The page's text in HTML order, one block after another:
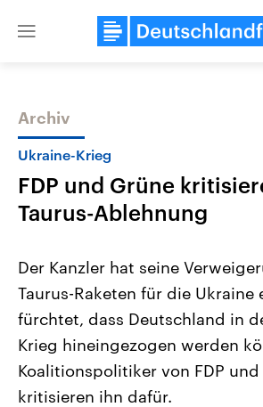
Close
Themen
Landtagswahl Sachsen-Anhalt
2026
Alle Informationen
Sachsen-Anhalt wählt am 6.
September 2026 einen neuen
Landtag. Seit 2021 wird das
Bundesland von einer Koalition aus
USA
Archiv
Ukraine-Krieg
FDP und Grüne
Taurus-Ablehnung
Der Kanzler hat seine
Taurus-Raketen für die Ukraine
fürchtet, dass Deutschland in
Krieg hineingezogen werden
Koalitionspolitiker von FDP und
kritisieren ihn dafür.